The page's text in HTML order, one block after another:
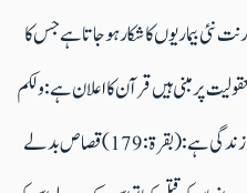
بیماریوں کا شکار ہوجاتا ہے جس کا
پرمبنی ہیں قرآن کا اعلان ہے :ولکم
فی القصاص حیاۃ ۔تمہارے لیے قصاص میں زندگی ہے:(بقرۃ:179)قصاص بدلے